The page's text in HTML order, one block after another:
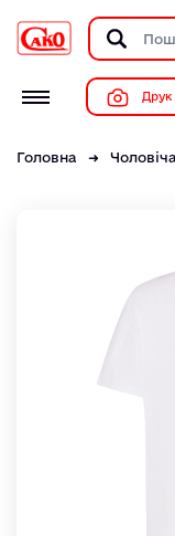
Головна